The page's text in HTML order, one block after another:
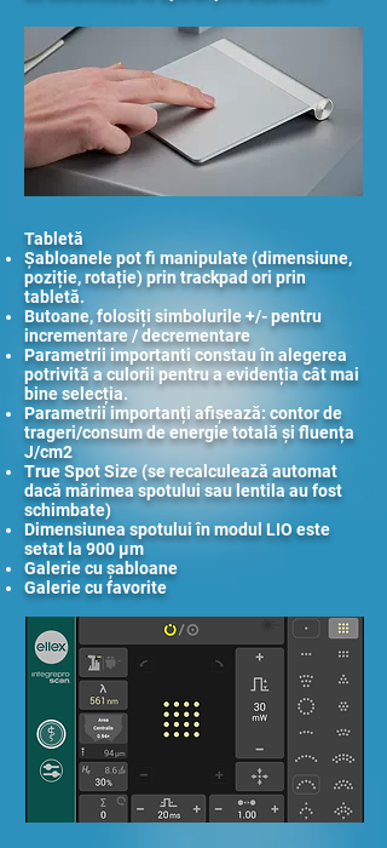
Tabletă
Șabloanele pot fi manipulate (dimensiune,
poziție, rotație) prin trackpad ori prin
tabletă.
Butoane, folosiți simbolurile +/- pentru
incrementare / decrementare
Parametrii importanti constau în alegerea
potrivită a culorii pentru a evidenția cât mai
bine selecția.
Parametrii importanți afișează: contor de
trageri/consum de energie totală și fluența
J/cm2
True Spot Size (se recalculează automat
dacă mărimea spotului sau lentila au fost
schimbate)
Dimensiunea spotului în modul LIO este
setat la 900 µm
Galerie cu șabloane
Galerie cu favorite